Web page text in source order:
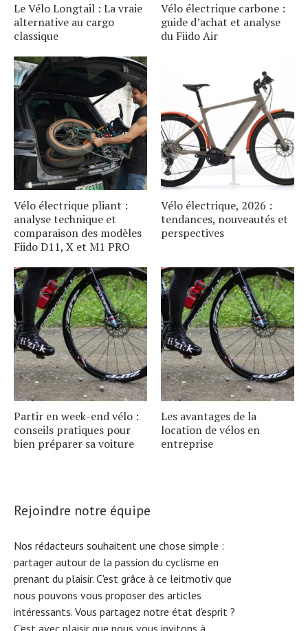
Le Vélo Longtail : La vraie
alternative au cargo
classique
Vélo électrique carbone :
guide d’achat et analyse
du Fiido Air
Vélo électrique pliant :
analyse technique et
comparaison des modèles
Fiido D11, X et M1 PRO
Vélo électrique, 2026 :
tendances, nouveautés et
perspectives
Partir en week-end vélo :
conseils pratiques pour
bien préparer sa voiture
Les avantages de la
location de vélos en
entreprise
Rejoindre notre équipe
Nos rédacteurs souhaitent une chose simple :
partager autour de la passion du cyclisme en
prenant du plaisir. C'est grâce à ce leitmotiv que
nous pouvons vous proposer des articles
intéressants. Vous partagez notre état d'esprit ?